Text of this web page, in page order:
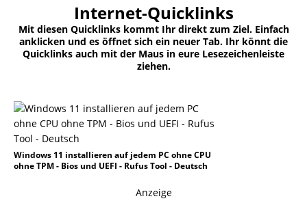
Internet-Quicklinks
Mit diesen Quicklinks kommt Ihr direkt zum Ziel. Einfach
anklicken und es öffnet sich ein neuer Tab. Ihr könnt die
Quicklinks auch mit der Maus in eure Lesezeichenleiste
ziehen.
Windows 11 installieren auf jedem PC ohne CPU
ohne TPM - Bios und UEFI - Rufus Tool - Deutsch
Anzeige